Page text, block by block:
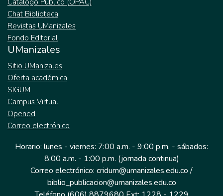
Catálogo Público (OPAC)
Chat Biblioteca
Revistas UManizales
Fondo Editorial
UManizales
Sitio UManizales
Oferta académica
SIGUM
Campus Virtual
Opened
Correo electrónico
Horario: lunes - viernes: 7:00 a.m. - 9:00 p.m. - sábados:
8:00 a.m. - 1:00 p.m. (jornada continua)
Correo electrónico: cridum@umanizales.edu.co /
biblio_publicacion@umanizales.edu.co